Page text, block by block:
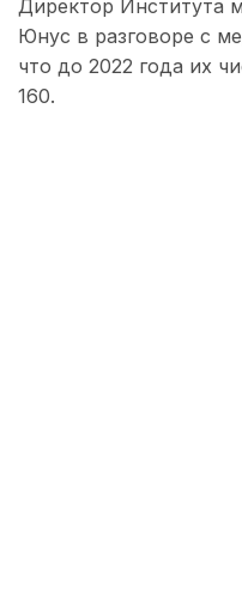
Директор Института
Юнус в разговоре с
что до 2022 года их
160.